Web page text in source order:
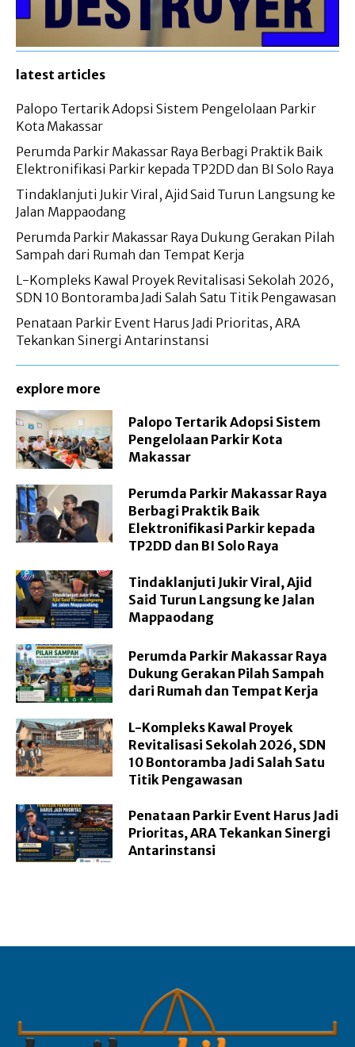
latest articles
Palopo Tertarik Adopsi Sistem Pengelolaan Parkir
Kota Makassar
Perumda Parkir Makassar Raya Berbagi Praktik Baik
Elektronifikasi Parkir kepada TP2DD dan BI Solo Raya
Tindaklanjuti Jukir Viral, Ajid Said Turun Langsung ke
Jalan Mappaodang
Perumda Parkir Makassar Raya Dukung Gerakan Pilah
Sampah dari Rumah dan Tempat Kerja
L-Kompleks Kawal Proyek Revitalisasi Sekolah 2026,
SDN 10 Bontoramba Jadi Salah Satu Titik Pengawasan
Penataan Parkir Event Harus Jadi Prioritas, ARA
Tekankan Sinergi Antarinstansi
explore more
Palopo Tertarik Adopsi Sistem
Pengelolaan Parkir Kota
Makassar
Perumda Parkir Makassar Raya
Berbagi Praktik Baik
Elektronifikasi Parkir kepada
TP2DD dan BI Solo Raya
Tindaklanjuti Jukir Viral, Ajid
Said Turun Langsung ke Jalan
Mappaodang
Perumda Parkir Makassar Raya
Dukung Gerakan Pilah Sampah
dari Rumah dan Tempat Kerja
L-Kompleks Kawal Proyek
Revitalisasi Sekolah 2026, SDN
10 Bontoramba Jadi Salah Satu
Titik Pengawasan
Penataan Parkir Event Harus Jadi
Prioritas, ARA Tekankan Sinergi
Antarinstansi